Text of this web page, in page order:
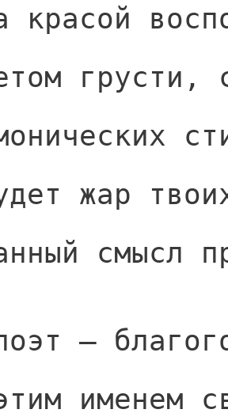
красой
грусти,
жар
смысл
—
именем